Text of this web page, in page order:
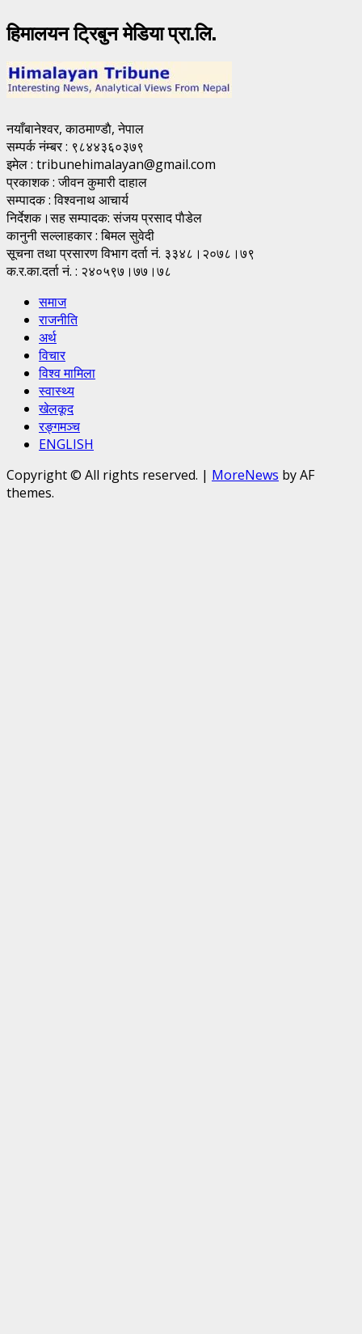
हिमालयन ट्रिबुन मेडिया प्रा.लि.
नयाँबानेश्वर, काठमाण्डाै, नेपाल
सम्पर्क नंम्बर : ९८४४३६०३७९
इमेल : tribunehimalayan@gmail.com
प्रकाशक : जीवन कुमारी दाहाल
सम्पादक : विश्वनाथ आचार्य
निर्देशक।सह सम्पादक: संजय प्रसाद पाैडेल
कानुनी सल्लाहकार : बिमल सुवेदी
सूचना तथा प्रसारण विभाग दर्ता नं. ३३४८।२०७८।७९
क.र.का.दर्ता नं. : २४०५९७।७७।७८
समाज
राजनीति
अर्थ
विचार
विश्व मामिला
स्वास्थ्य
खेलकूद
रङ्गमञ्च
ENGLISH
Copyright © All rights reserved. | MoreNews by AF
themes.